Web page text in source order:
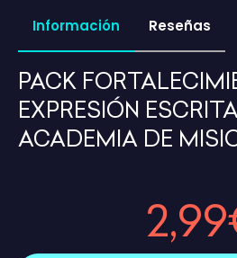
Información Reseñas
PACK
EXPRESIÓN
ACADEMIA DE